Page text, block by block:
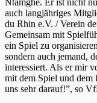
auch langjähriges
du Rhin e.V. / Verein
Gemeinsam mit
ein Spiel zu
sondern auch jemand,
interessiert. Als er mir
mit dem Spiel und dem
uns sehr darauf!”, so